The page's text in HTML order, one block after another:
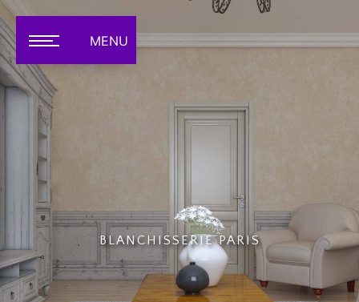
Panneau de gestion des cookies
MENU
BLANCHISSERIE PARIS